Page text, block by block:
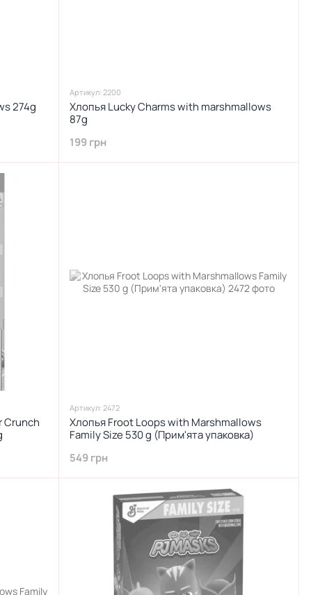
274g
Артикул: 2200
Хлопья Lucky Charms with marshmallows
87g
199 грн
Crunch
Артикул: 2472
Хлопья Froot Loops with Marshmallows
Family Size 530 g (Прим'ята упаковка)
549 грн